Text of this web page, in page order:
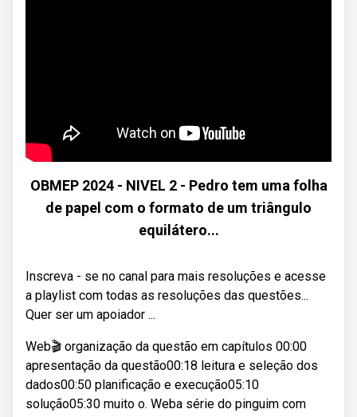
OBMEP 2024 - NIVEL 2 - Pedro tem uma folha
de papel com o formato de um triângulo
equilátero...
Inscreva - se no canal para mais resoluções e acesse
a playlist com todas as resoluções das questões...
Quer ser um apoiador ...
Web🎬 organização da questão em capítulos 00:00
apresentação da questão00:18 leitura e seleção dos
dados00:50 planificação e execução05:10
solução05:30 muito o. Weba série do pinguim com